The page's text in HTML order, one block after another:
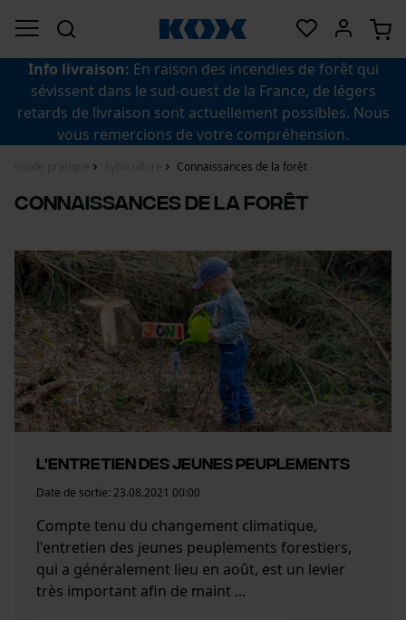
Info livraison: En raison des incendies de forêt qui
sévissent dans le sud-ouest de la France, de légers
retards de livraison sont actuellement possibles. Nous
vous remercions de votre compréhension.
Connaissances de la forêt
Connaissances de la forêt
L'entretien des jeunes peuplements
Date de sortie: 23.08.2021 00:00
Compte tenu du changement climatique,
l'entretien des jeunes peuplements forestiers,
qui a généralement lieu en août, est un levier
très important afin de maint ...